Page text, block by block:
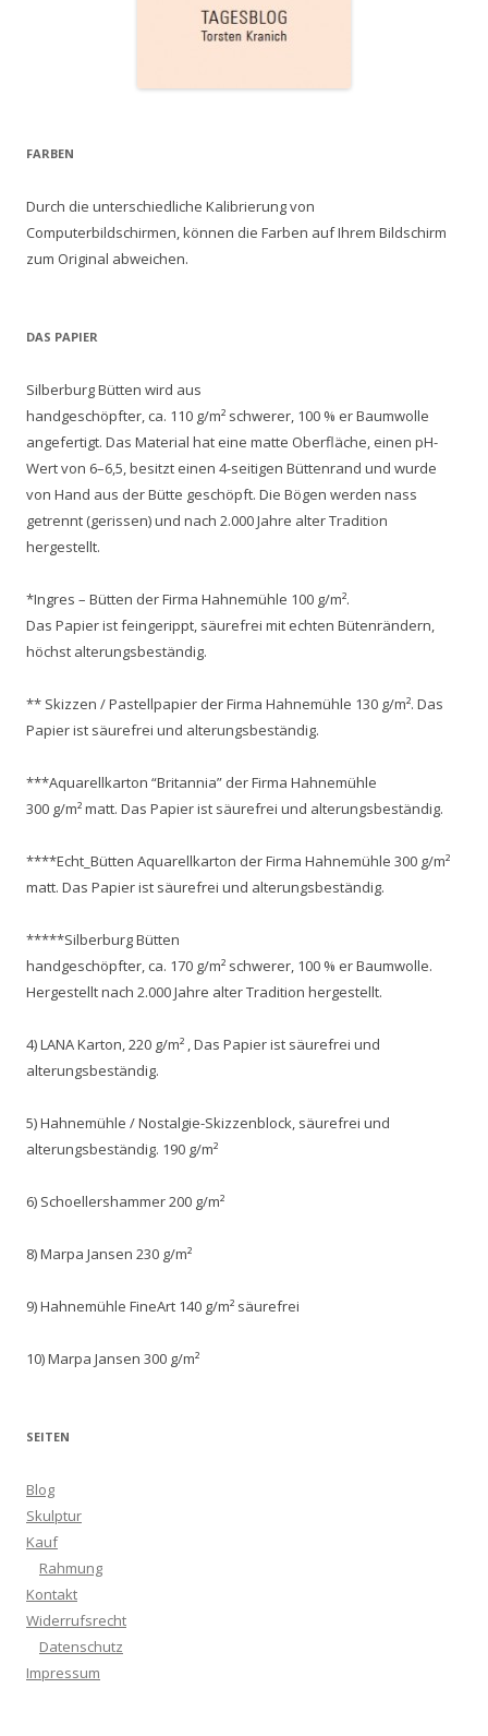
FARBEN
Durch die unterschiedliche Kalibrierung von
Computerbildschirmen, können die Farben auf Ihrem Bildschirm
zum Original abweichen.
DAS PAPIER
Silberburg Bütten wird aus
handgeschöpfter, ca. 110 g/m² schwerer, 100 % er Baumwolle
angefertigt. Das Material hat eine matte Oberfläche, einen pH-
Wert von 6–6,5, besitzt einen 4-seitigen Büttenrand und wurde
von Hand aus der Bütte geschöpft. Die Bögen werden nass
getrennt (gerissen) und nach 2.000 Jahre alter Tradition
hergestellt.
*Ingres – Bütten der Firma Hahnemühle 100 g/m².
Das Papier ist feingerippt, säurefrei mit echten Bütenrändern,
höchst alterungsbeständig.
** Skizzen / Pastellpapier der Firma Hahnemühle 130 g/m². Das
Papier ist säurefrei und alterungsbeständig.
***Aquarellkarton “Britannia” der Firma Hahnemühle
300 g/m² matt. Das Papier ist säurefrei und alterungsbeständig.
****Echt_Bütten Aquarellkarton der Firma Hahnemühle 300 g/m²
matt. Das Papier ist säurefrei und alterungsbeständig.
*****Silberburg Bütten
handgeschöpfter, ca. 170 g/m² schwerer, 100 % er Baumwolle.
Hergestellt nach 2.000 Jahre alter Tradition hergestellt.
4) LANA Karton, 220 g/m² , Das Papier ist säurefrei und
alterungsbeständig.
5) Hahnemühle / Nostalgie-Skizzenblock, säurefrei und
alterungsbeständig. 190 g/m²
6) Schoellershammer 200 g/m²
8) Marpa Jansen 230 g/m²
9) Hahnemühle FineArt 140 g/m² säurefrei
10) Marpa Jansen 300 g/m²
SEITEN
Blog
Skulptur
Kauf
Rahmung
Kontakt
Widerrufsrecht
Datenschutz
Impressum